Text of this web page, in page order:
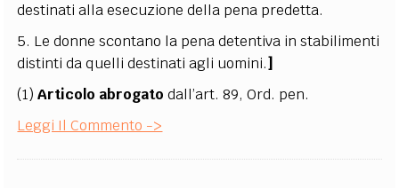
destinati alla esecuzione della pena predetta.
5. Le donne scontano la pena detentiva in stabilimenti
distinti da quelli destinati agli uomini.]
(1)Articolo abrogato dall’art. 89, Ord. pen.
Leggi Il Commento ->